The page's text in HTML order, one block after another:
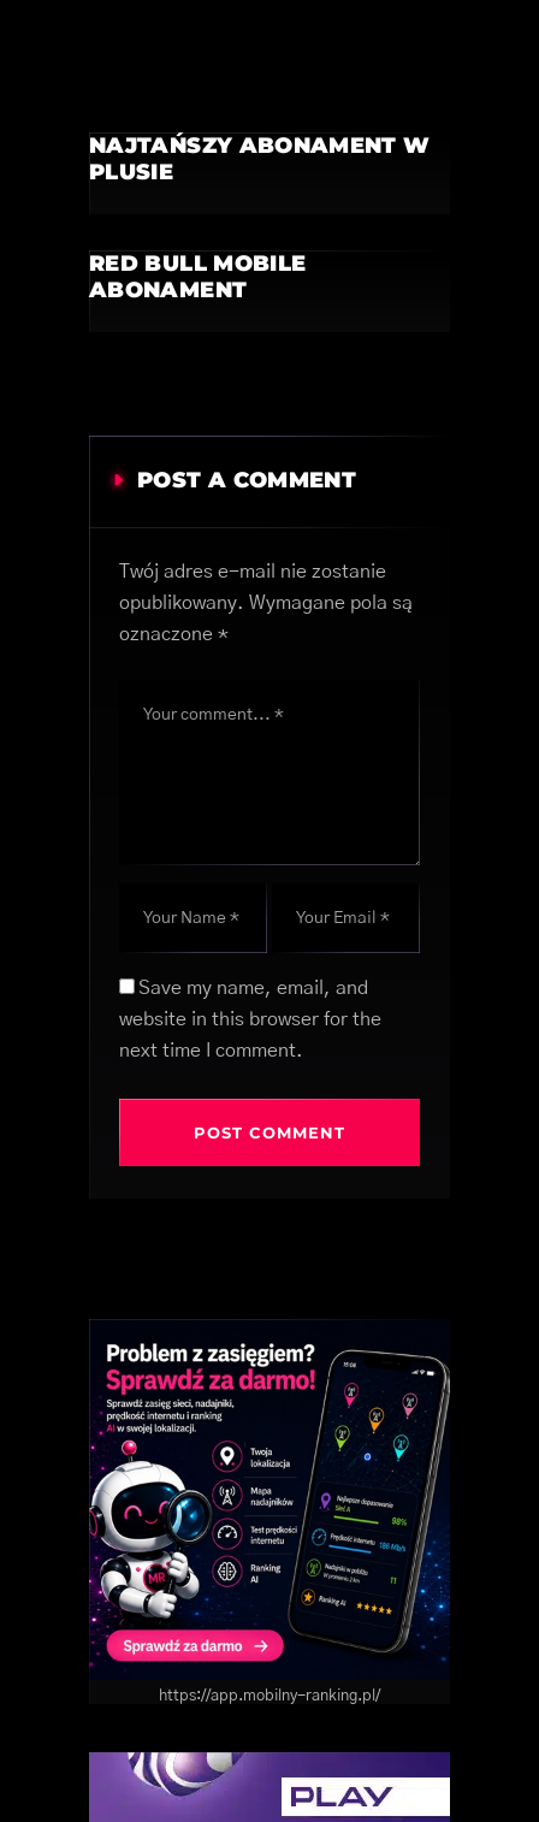
NAJTAŃSZY ABONAMENT W
PLUSIE
RED BULL MOBILE
ABONAMENT
POST A COMMENT
Twój adres e-mail nie zostanie
opublikowany. Wymagane pola są
oznaczone *
Save my name, email, and
website in this browser for the
next time I comment.
https://app.mobilny-ranking.pl/